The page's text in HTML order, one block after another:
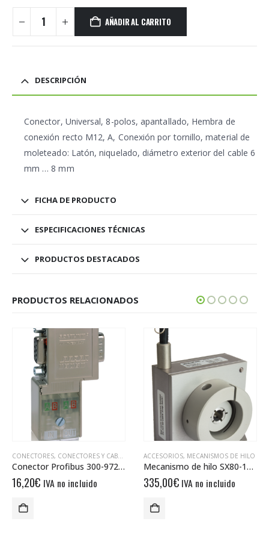
AÑADIR AL CARRITO
DESCRIPCIÓN
Conector, Universal, 8-polos, apantallado, Hembra de
conexión recto M12, A, Conexión por tornillo, material de
moleteado: Latón, niquelado, diámetro exterior del cable 6
mm … 8 mm
FICHA DE PRODUCTO
ESPECIFICACIONES TÉCNICAS
PRODUCTOS DESTACADOS
PRODUCTOS RELACIONADOS
ACCESORIOS,MECANISMOS DE HILO
335,00€IVA no incluido
ACCESORIOS,ÁNGULOS DE
33,50€IVA no incluido